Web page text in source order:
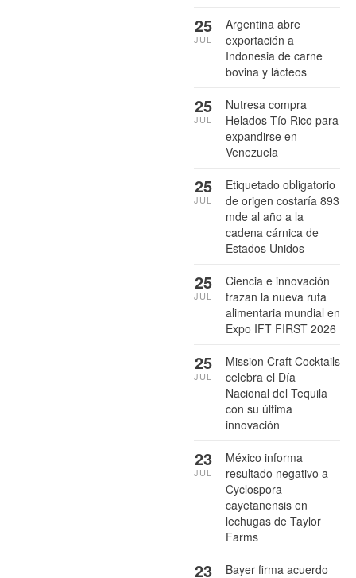
Argentina abre
exportación a
Indonesia de carne
bovina y lácteos
25
JUL
Nutresa compra
Helados Tío Rico para
expandirse en
Venezuela
25
JUL
Etiquetado obligatorio
de origen costaría 893
mde al año a la
cadena cárnica de
Estados Unidos
25
JUL
Ciencia e innovación
trazan la nueva ruta
alimentaria mundial en
Expo IFT FIRST 2026
25
JUL
Mission Craft Cocktails
celebra el Día
Nacional del Tequila
con su última
innovación
25
JUL
México informa
resultado negativo a
Cyclospora
cayetanensis en
lechugas de Taylor
Farms
23
JUL
Bayer firma acuerdo
23